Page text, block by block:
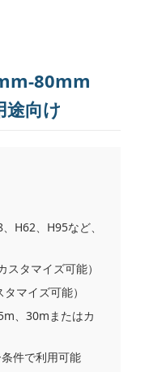
80mm
途向け
H62、H95など、
タマイズ可能）
マイズ可能）
、30mまたはカ
件で利用可能